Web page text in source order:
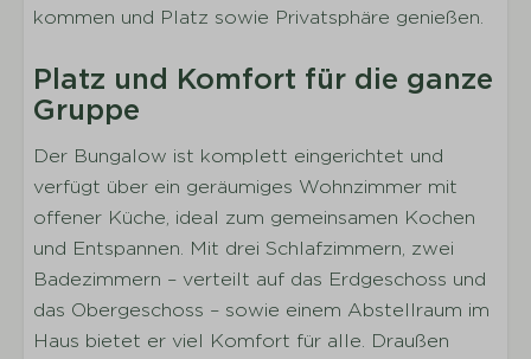
Geschirr
Trinkgläser
Töpfe
Kaffeemaschine
Wasserkocher
Kühlschrank und Tiefkühltruhe
Gaskochfeld
Kombi-Mikrowelle
Geschirrspülmaschine
kommen und Platz sowie Privatsphäre genießen.
Platz und Komfort für die ganze
Gruppe
Der Bungalow ist komplett eingerichtet und
verfügt über ein geräumiges Wohnzimmer mit
offener Küche, ideal zum gemeinsamen Kochen
und Entspannen. Mit drei Schlafzimmern, zwei
Badezimmern – verteilt auf das Erdgeschoss und
das Obergeschoss – sowie einem Abstellraum im
Haus bietet er viel Komfort für alle. Draußen